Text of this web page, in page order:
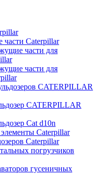
части Caterpillar
части для
части для
CATERPILLAR
CATERPILLAR
Сat d10n
Caterpillar
Caterpillar
погрузчиков
гусеничных